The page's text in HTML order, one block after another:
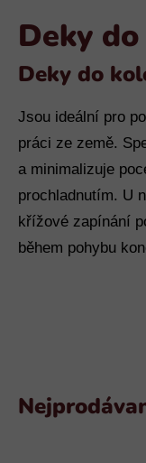
Deky
Deky do
Jsou ideální pro
práci ze země.
a minimalizuje
prochladnutím. U
křížové zapínání
během pohybu